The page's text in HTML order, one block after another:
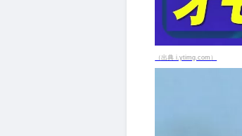
（出典 i.ytimg.com）